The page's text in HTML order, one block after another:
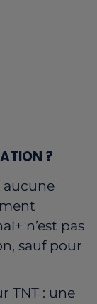
?
aucune
n’est pas
sauf pour
TNT : une